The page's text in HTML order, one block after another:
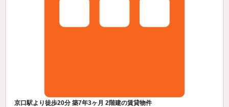
京口駅より徒歩20分 築7年3ヶ月 2階建の賃貸物件